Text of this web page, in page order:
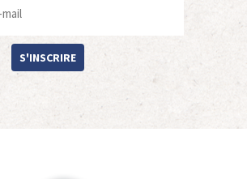
S'INSCRIRE